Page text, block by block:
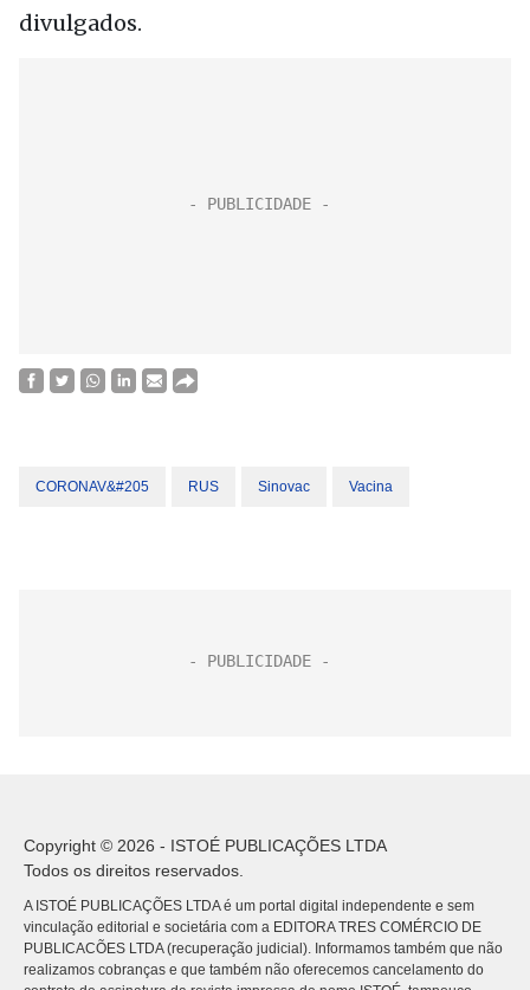
divulgados.
CORONAV&#205 RUS Sinovac Vacina
Copyright © 2026 - ISTOÉ PUBLICAÇÕES LTDA
Todos os direitos reservados.
A ISTOÉ PUBLICAÇÕES LTDA é um portal digital independente e sem
vinculação editorial e societária com a EDITORA TRES COMÉRCIO DE
PUBLICACÕES LTDA (recuperação judicial). Informamos também que não
realizamos cobranças e que também não oferecemos cancelamento do